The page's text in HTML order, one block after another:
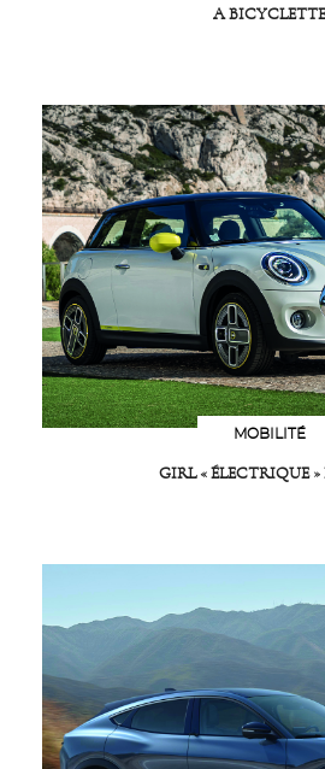
A BICYCLETTE
MOBILITÉ
GIRL « ÉLECTRIQUE »